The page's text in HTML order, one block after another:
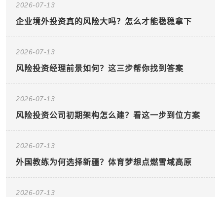
2026-07-13
企业境外投资真的风险大吗？怎么才能稳稳拿下
2026-07-13
风险投资经理前景如何？这三步帮你找到答案
2026-07-13
风险投资公司初期架构怎么建？看这一步到位方案
2026-07-13
外国教练为何选择新疆？体育梦想点燃雪域高原
2026-07-13